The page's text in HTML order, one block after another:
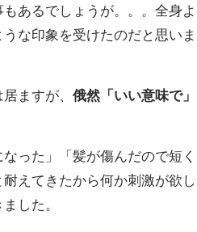
あるでしょうが。。。全身よ
な印象を受けたのだと思いま
ますが、 俄然「いい意味で」
った」「髪が傷んだので短く
えてきたから何か刺激が欲し
した。